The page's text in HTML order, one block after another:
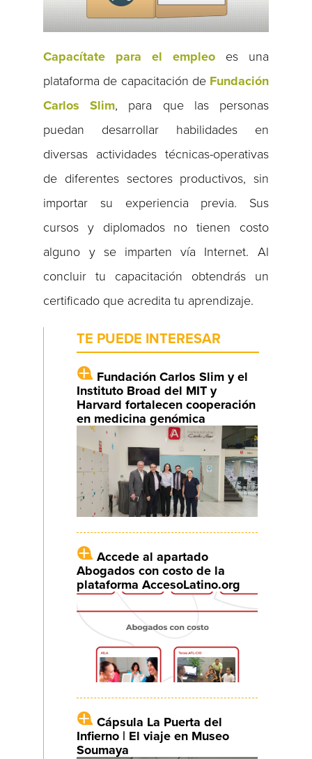
Capacítate para el empleoes una
plataforma de capacitación de Fundación
Carlos Slim, para que las personas
puedan desarrollar habilidades en
diversas actividades técnicas-operativas
de diferentes sectores productivos, sin
importar su experiencia previa. Sus
cursos y diplomados no tienen costo
alguno y se imparten vía Internet. Al
concluir tu capacitación obtendrás un
certificado que acredita tu aprendizaje.
TE PUEDE INTERESAR
Fundación Carlos Slim y el
Instituto Broad del MIT y
Harvard fortalecen cooperación
en medicina genómica
Accede al apartado
Abogados con costo de la
plataforma AccesoLatino.org
Cápsula La Puerta del
Infierno | El viaje en Museo
Soumaya